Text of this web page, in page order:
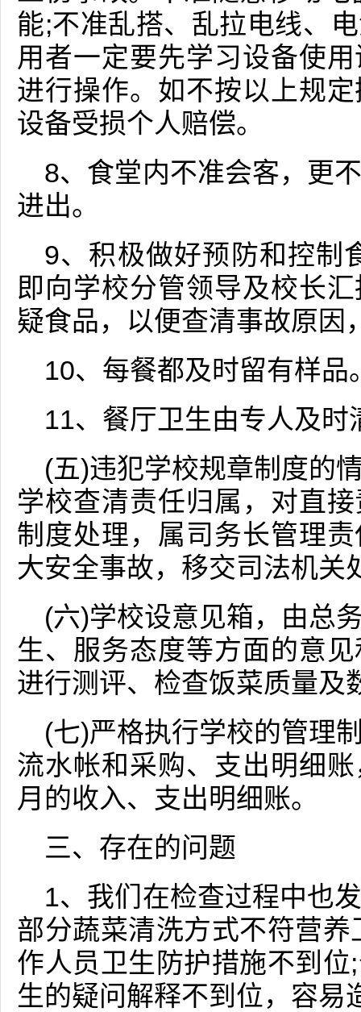
能;不准乱搭、乱拉电线、
用者一定要先学习设备使
进行操作。如不按以上规
设备受损个人赔偿。
8、食堂内不准会客，更
进出。
9、积极做好预防和控制
即向学校分管领导及校长
疑食品，以便查清事故原因
10、每餐都及时留有样
11、餐厅卫生由专人及
(五)违犯学校规章制度的
学校查清责任归属，对直
制度处理，属司务长管理
大安全事故，移交司法机关
(六)学校设意见箱，由总
生、服务态度等方面的意
进行测评、检查饭菜质量及
(七)严格执行学校的管理
流水帐和采购、支出明细
月的收入、支出明细账。
三、存在的问题
1、我们在检查过程中也
部分蔬菜清洗方式不符营
作人员卫生防护措施不到
生的疑问解释不到位，容易